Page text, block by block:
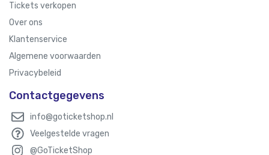
Tickets verkopen
Over ons
Klantenservice
Algemene voorwaarden
Privacybeleid
Contactgegevens
info@goticketshop.nl
Veelgestelde vragen
@GoTicketShop